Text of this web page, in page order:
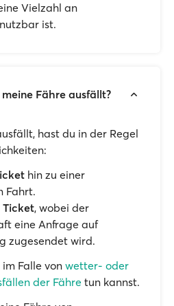
Vielzahl an
ist.
Fähre ausfällt?
hast du in der Regel
hin zu einer
Fahrt.
Ticket, wobei der
eine Anfrage auf
zugesendet wird.
Falle vonwetter- oder
der Fähre tun kannst.